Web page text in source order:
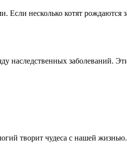
несколько котят рождаются
наследственных заболеваний.
творит чудеса с нашей жизнью.